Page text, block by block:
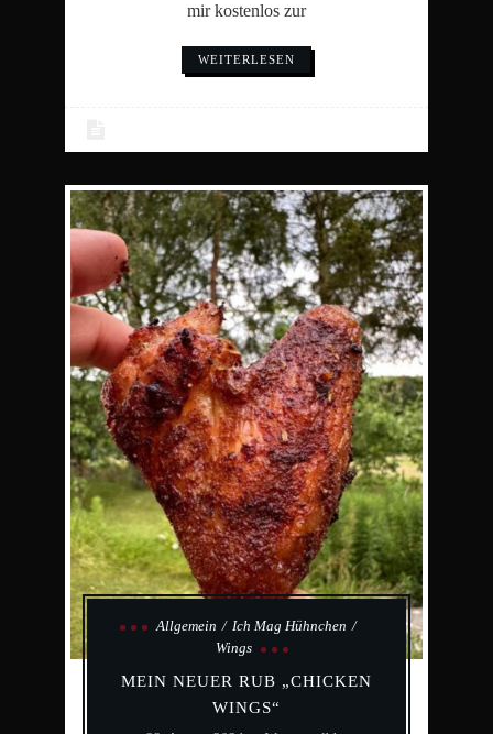
mir kostenlos zur
WEITERLESEN
Allgemein
Ich Mag Hühnchen
Wings
MEIN NEUER RUB „CHICKEN
WINGS“